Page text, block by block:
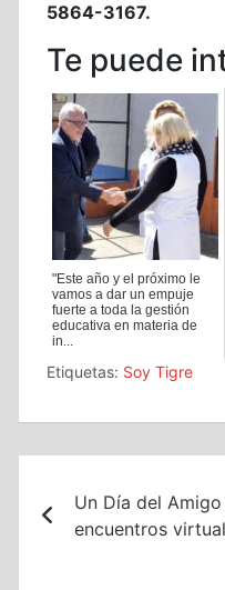
5864-3167.
Te puede
"Este año y el próximo le
vamos a dar un empuje
fuerte a toda la gestión
educativa en materia de
in...
2022-09-05
Etiquetas: Soy Tigre
de
Un Día del
encuentros